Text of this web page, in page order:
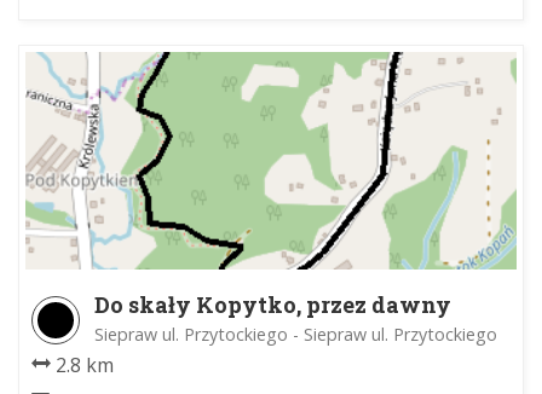
Do skały Kopytko, przez dawny
kamieniołom
Siepraw ul. Przytockiego - Siepraw ul. Przytockiego
2.8 km